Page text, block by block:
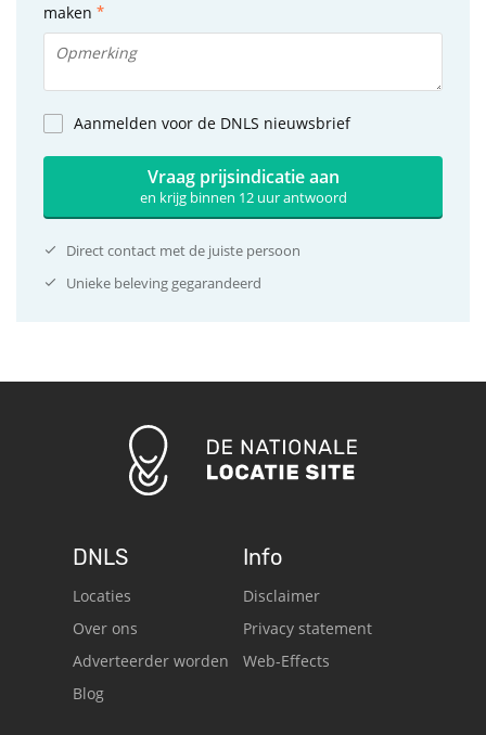
maken
Aanmelden voor de DNLS nieuwsbrief
Vraag prijsindicatie aan
en krijg binnen 12 uur antwoord
Direct contact met de juiste persoon
Unieke beleving gegarandeerd
DNLS
Locaties
Over ons
Adverteerder worden
Blog
Info
Disclaimer
Privacy statement
Web-Effects